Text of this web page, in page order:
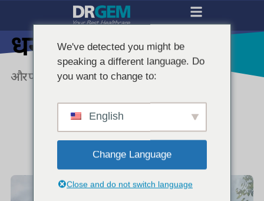
धन्यवाद
और पढ़ें
We've detected you might be
speaking a different language. Do
you want to change to:
English
Change Language
Close and do not switch language